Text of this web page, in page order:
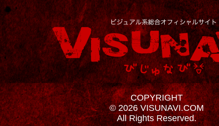
COPYRIGHT
© 2026 VISUNAVI.COM
All Rights Reserved.